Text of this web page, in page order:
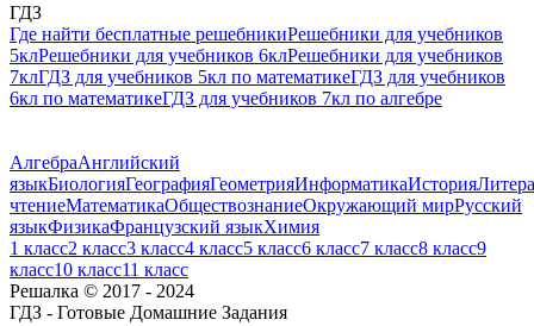
ГДЗ
Где найти бесплатные решебникиРешебники для учебников
5клРешебники для учебников 6клРешебники для учебников
7клГДЗ для учебников 5кл по математикеГДЗ для учебников
6кл по математикеГДЗ для учебников 7кл по алгебре
АлгебраАнглийский
языкБиологияГеографияГеометрияИнформатикаИстория
чтениеМатематикаОбществознаниеОкружающий мирРусский
языкФизикаФранцузский языкХимия
1 класс2 класс3 класс4 класс5 класс6 класс7 класс8 класс9
класс10 класс11 класс
Решалка © 2017 - 2024
ГДЗ - Готовые Домашние Задания